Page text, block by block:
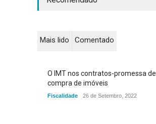
Mais lido Comentado
O IMT nos contratos-promessa de
compra de imóveis
Fiscalidade 26 de Setembro, 2022